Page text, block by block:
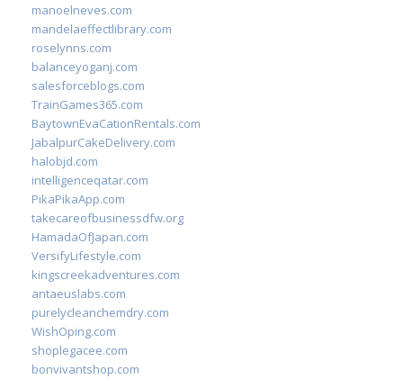
manoelneves.com
mandelaeffectlibrary.com
roselynns.com
balanceyoganj.com
salesforceblogs.com
TrainGames365.com
BaytownEvaCationRentals.com
JabalpurCakeDelivery.com
halobjd.com
intelligenceqatar.com
PikaPikaApp.com
takecareofbusinessdfw.org
HamadaOfJapan.com
VersifyLifestyle.com
kingscreekadventures.com
antaeuslabs.com
purelycleanchemdry.com
WishOping.com
shoplegacee.com
bonvivantshop.com